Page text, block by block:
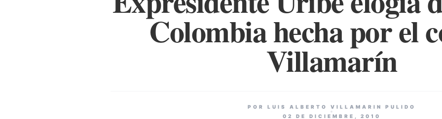
Colombia hecha por el
Villamarín
POR LUIS ALBERTO VILLAMARIN PULIDO
02 DE DICIEMBRE, 2010